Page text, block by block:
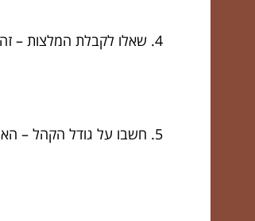
שאלו לקבלת המלצות –
חשבו על גודל הקהל –